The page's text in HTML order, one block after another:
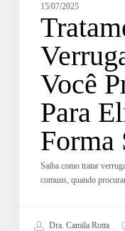
15/07/2025
Você
Para
Forma
Saiba como tratar
comuns, quando
Dra. Camila Rotta